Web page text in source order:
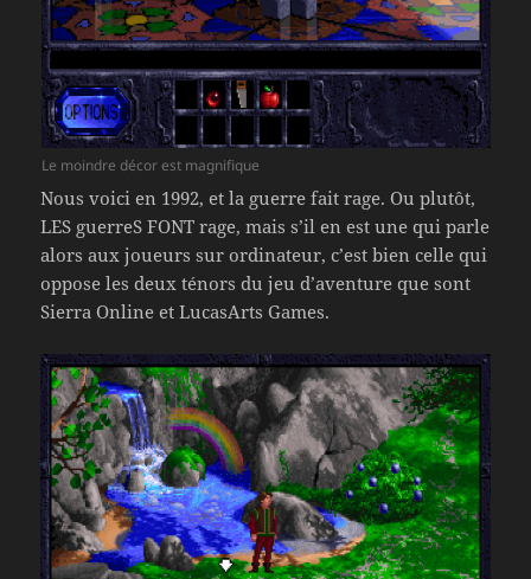
Le moindre décor est magnifique
Nous voici en 1992, et la guerre fait rage. Ou plutôt,
LES guerreS FONT rage, mais s’il en est une qui parle
alors aux joueurs sur ordinateur, c’est bien celle qui
oppose les deux ténors du jeu d’aventure que sont
Sierra Online et LucasArts Games.